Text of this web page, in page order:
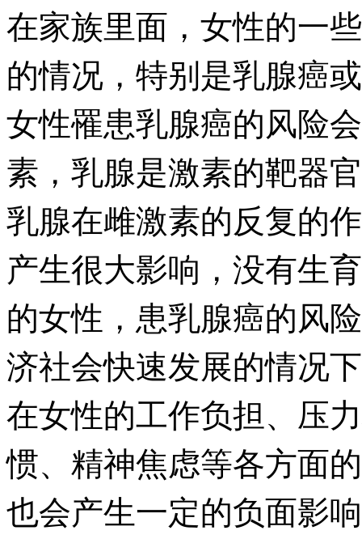
在家族里面，女性的一
的情况，特别是乳腺癌
女性罹患乳腺癌的风险
素，乳腺是激素的靶器
乳腺在雌激素的反复的
产生很大影响，没有生
的女性，患乳腺癌的风
济社会快速发展的情况
在女性的工作负担、压
惯、精神焦虑等各方面
也会产生一定的负面影